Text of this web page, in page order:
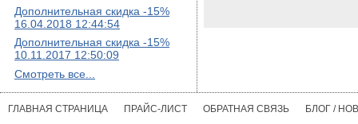
Дополнительная скидка -15%
16.04.2018 12:44:54
Дополнительная скидка -15%
10.11.2017 12:50:09
Смотреть все...
ГЛАВНАЯ СТРАНИЦА ПРАЙС-ЛИСТ ОБРАТНАЯ СВЯЗЬ БЛОГ /